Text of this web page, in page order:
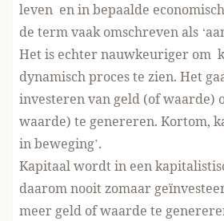
leven en in bepaalde
de term vaak omschreven als ‘
Het is echter nauwkeuriger om
dynamisch proces te zien. Het
investeren van geld (of waarde)
waarde) te genereren. Kortom,
in beweging’.
Kapitaal wordt in een
daarom nooit zomaar
meer geld of waarde te